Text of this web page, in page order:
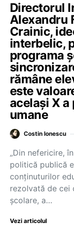
Directorul
Alexandru
Crainic,
interbelic,
programa
rămâne
este
același X
umane
Costin Ionescu
„Din nefericire,
politică publică
conținuturilor
rezolvată de cei
școlare, a…
Vezi articolul